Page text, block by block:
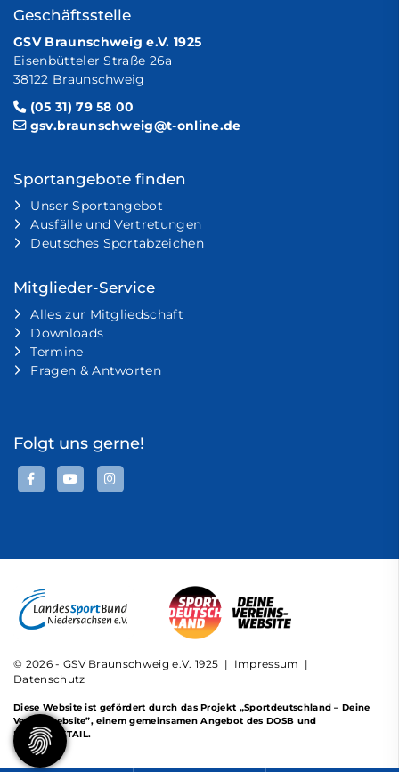
Geschäftsstelle
GSV Braunschweig e.V. 1925
Eisenbütteler Straße 26a
38122 Braunschweig
(05 31) 79 58 00
gsv.braunschweig@t-online.de
Sportangebote finden
Unser Sportangebot
Ausfälle und Vertretungen
Deutsches Sportabzeichen
Mitglieder-Service
Alles zur Mitgliedschaft
Downloads
Termine
Fragen & Antworten
Folgt uns gerne!
© 2026 - GSV Braunschweig e.V. 1925 | Impressum
Datenschutz
Diese Website ist gefördert durch das Projekt „Sportdeutschland – Deine
Vereinswebsite”, einem gemeinsamen Angebot des DOSB und
NETZCOCKTAIL.